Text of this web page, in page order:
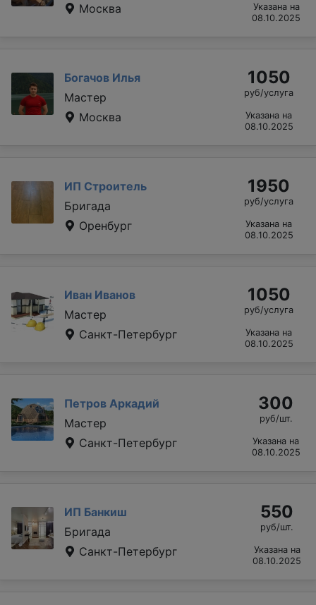
Москва
Указана на
08.10.2025
Богачов Илья
Мастер
Москва
1050
руб/услуга
Указана на
08.10.2025
ИП Строитель
Бригада
Оренбург
1950
руб/услуга
Указана на
08.10.2025
Иван Иванов
Мастер
Санкт-Петербург
1050
руб/услуга
Указана на
08.10.2025
Петров Аркадий
Мастер
Санкт-Петербург
300
руб/шт.
Указана на
08.10.2025
ИП Банкиш
Бригада
Санкт-Петербург
550
руб/шт.
Указана на
08.10.2025